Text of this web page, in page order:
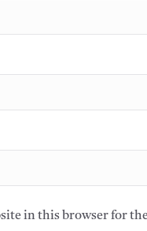
in this browser for